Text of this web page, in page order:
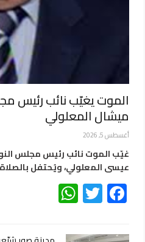
الموت يغيّب نائب رئيس
ميشال المعلولي
أغسطس 5, 2026
غيّب الموت نائب رئيس مجلس
عيسى المعلولي، ويُحتفل
Facebook
Twitter